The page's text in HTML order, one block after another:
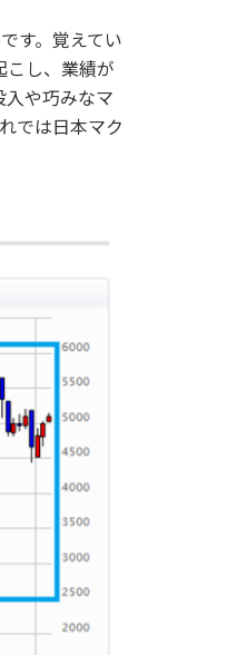
す。覚えてい
こし、業績が
や巧みなマ
では日本マク